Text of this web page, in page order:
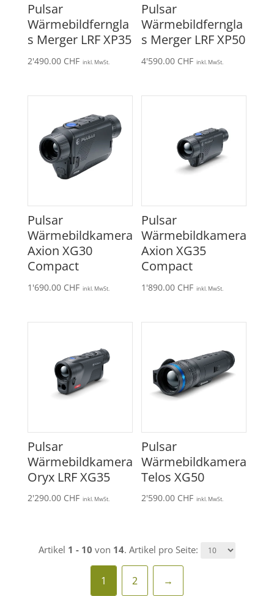
Pulsar
Wärmebildferngla
s Merger LRF XP35
2'490.00 CHF inkl. MwSt.
Pulsar
Wärmebildferngla
s Merger LRF XP50
4'590.00 CHF inkl. MwSt.
Pulsar
Wärmebildkamera
Axion XG30
Compact
1'690.00 CHF inkl. MwSt.
Pulsar
Wärmebildkamera
Axion XG35
Compact
1'890.00 CHF inkl. MwSt.
Pulsar
Wärmebildkamera
Oryx LRF XG35
2'290.00 CHF inkl. MwSt.
Pulsar
Wärmebildkamera
Telos XG50
2'590.00 CHF inkl. MwSt.
Artikel 1 - 10 von 14. Artikel pro Seite:
1 2 →